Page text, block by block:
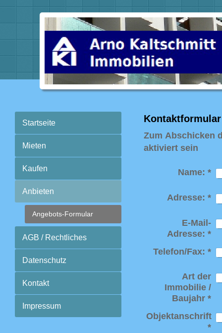
Startseite
Mieten
Kaufen
Anbieten
Angebots-Formular
AGB / Rechtliches
Datenschutz
Kontakt
Impressum
Zum Abschicken
aktiviert sein
Name: *
Adresse: *
E-Mail-
Adresse: *
Telefon/Fax: *
Art der
Immobilie /
Baujahr *
Objektanschrift
*